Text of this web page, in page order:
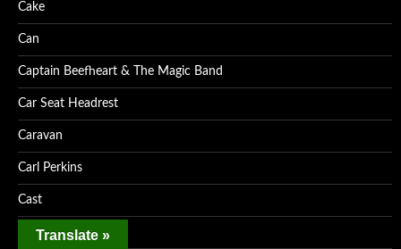
Cake
Can
Captain Beefheart & The Magic Band
Car Seat Headrest
Caravan
Carl Perkins
Cast
Cat Power
Translate »